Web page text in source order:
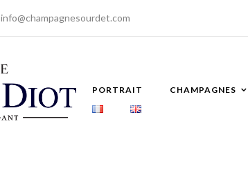
info@champagnesourdet.com
PORTRAIT CHAMPAGNES